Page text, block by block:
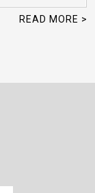
READ MORE >